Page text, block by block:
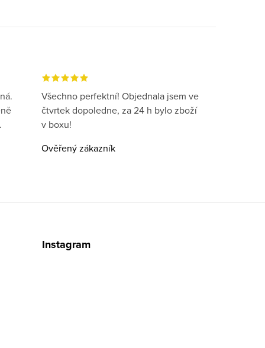
Všechno perfektní! Objednala jsem ve
čtvrtek dopoledne, za 24 h bylo zboží
v boxu!
Ověřený zákazník
Instagram